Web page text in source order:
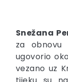
Snežana
za obnovu
ugovorio
vezano uz